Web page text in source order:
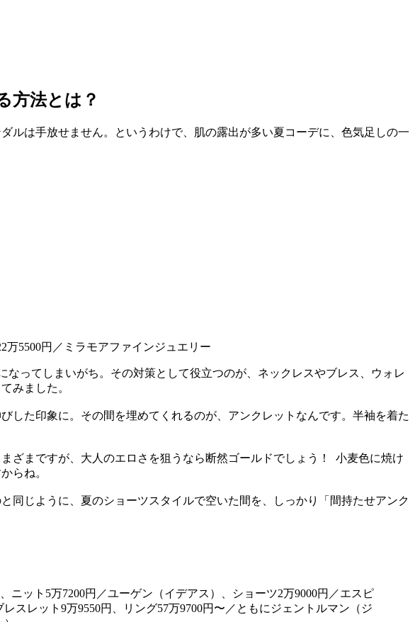
方法とは？
ルは手放せません。というわけで、肌の露出が多い夏コーデに、色気足しの一
ってしまいがち。その対策として役立つのが、ネックレスやブレス、ウォレ
みました。
した印象に。その間を埋めてくれるのが、アンクレットなんです。半袖を着た
ざまですが、大人のエロさを狙うなら断然ゴールドでしょう！ 小麦色に焼け
らね。
同じように、夏のショーツスタイルで空いた間を、しっかり「間持たせアンク